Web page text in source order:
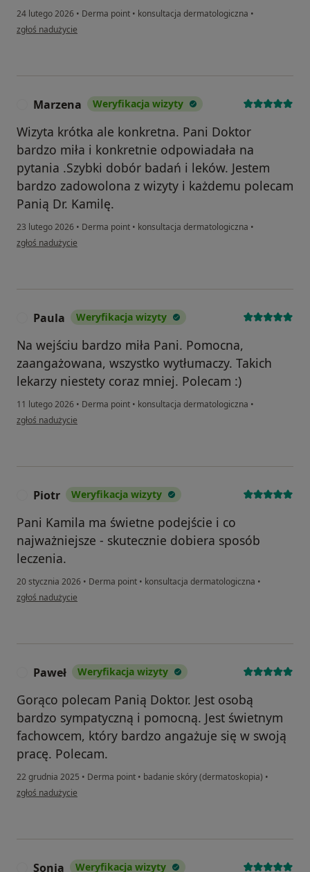
24 lutego 2026 • Derma point • konsultacja dermatologiczna •
w opinii użytkownika Ania
zgłoś nadużycie
Marzena Weryfikacja wizyty
Wizyta krótka ale konkretna. Pani Doktor
bardzo miła i konkretnie odpowiadała na
pytania .Szybki dobór badań i leków. Jestem
bardzo zadowolona z wizyty i każdemu polecam
Panią Dr. Kamilę.
23 lutego 2026 • Derma point • konsultacja dermatologiczna •
w opinii użytkownika Marzena
zgłoś nadużycie
Paula Weryfikacja wizyty
Na wejściu bardzo miła Pani. Pomocna,
zaangażowana, wszystko wytłumaczy. Takich
lekarzy niestety coraz mniej. Polecam :)
11 lutego 2026 • Derma point • konsultacja dermatologiczna •
w opinii użytkownika Paula
zgłoś nadużycie
Piotr Weryfikacja wizyty
Pani Kamila ma świetne podejście i co
najważniejsze - skutecznie dobiera sposób
leczenia.
20 stycznia 2026 • Derma point • konsultacja dermatologiczna •
w opinii użytkownika Piotr
zgłoś nadużycie
Paweł Weryfikacja wizyty
Gorąco polecam Panią Doktor. Jest osobą
bardzo sympatyczną i pomocną. Jest świetnym
fachowcem, który bardzo angażuje się w swoją
pracę. Polecam.
22 grudnia 2025 • Derma point • badanie skóry (dermatoskopia) •
w opinii użytkownika Paweł
zgłoś nadużycie
Sonia Weryfikacja wizyty